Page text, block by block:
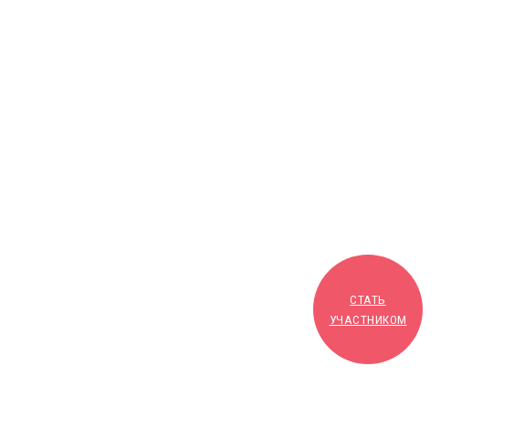
СТАТЬ
УЧАСТНИКОМ